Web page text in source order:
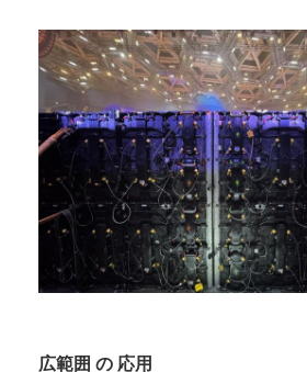
透明なLEDディスプレイ
SMD LEDスクリーン
屋外用LEDディスプレイボード
屋外の導かれた看板
広範囲 の 応用